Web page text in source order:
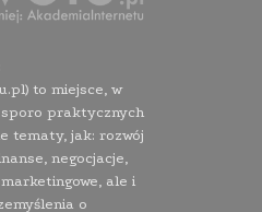
to miejsce, w
praktycznych
tematy, jak: rozwój
negocjacje,
ale i
o